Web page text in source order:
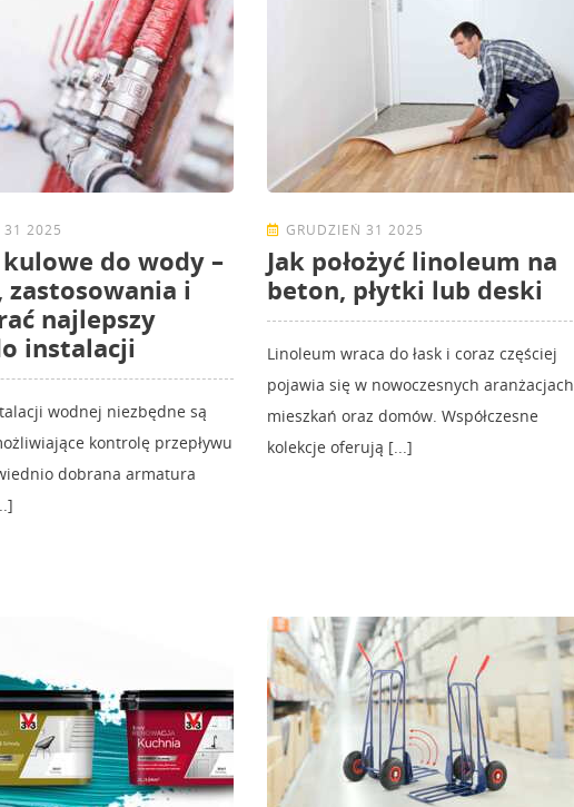
31 2025
do wody –
zastosowania i
najlepszy
instalacji
wodnej niezbędne są
kontrolę przepływu
dobrana armatura
GRUDZIEŃ 31 2025
Jak położyć linoleum na
beton, płytki lub deski
Linoleum wraca do łask i coraz częściej
pojawia się w nowoczesnych aranżacjach
mieszkań oraz domów. Współczesne
kolekcje oferują [...]